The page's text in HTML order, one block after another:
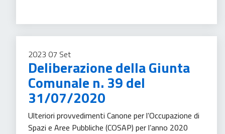
2023 07 Set
Deliberazione della Giunta
Comunale n. 39 del
31/07/2020
Ulteriori provvedimenti Canone per l’Occupazione di
Spazi e Aree Pubbliche (COSAP) per l’anno 2020